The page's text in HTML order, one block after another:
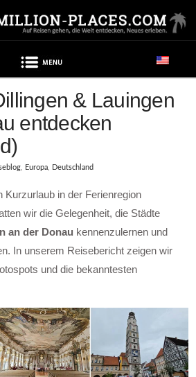
& Lauingen
entdecken
, Europa, Deutschland
Kurzurlaub in der Ferienregion
wir die Gelegenheit, die Städte
an der Donau kennenzulernen und
In unserem Reisebericht zeigen wir
und die bekanntesten